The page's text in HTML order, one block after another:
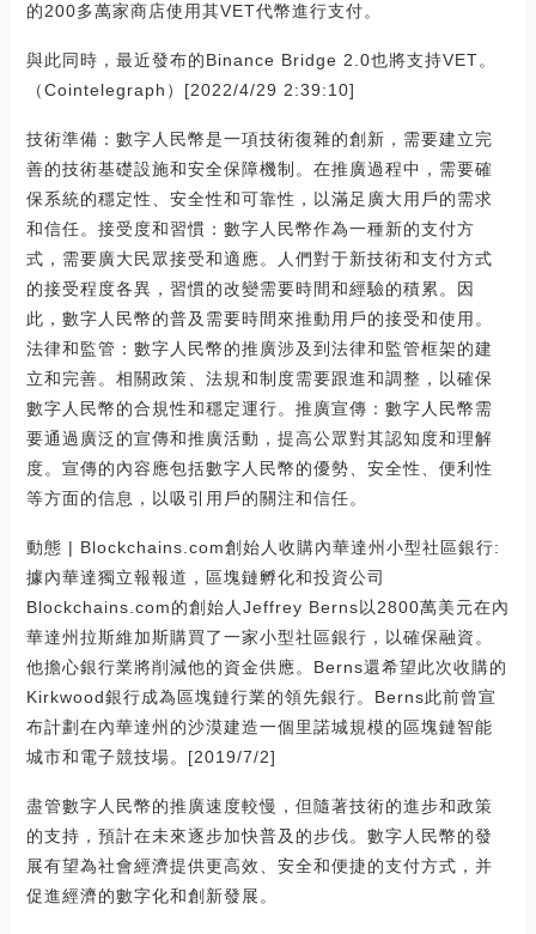
的200多萬家商店使用其VET代幣進行支付。
與此同時，最近發布的Binance Bridge 2.0也將支持VET。
（Cointelegraph）[2022/4/29 2:39:10]
技術準備：數字人民幣是一項技術復雜的創新，需要建立完
善的技術基礎設施和安全保障機制。在推廣過程中，需要確
保系統的穩定性、安全性和可靠性，以滿足廣大用戶的需求
和信任。接受度和習慣：數字人民幣作為一種新的支付方
式，需要廣大民眾接受和適應。人們對于新技術和支付方式
的接受程度各異，習慣的改變需要時間和經驗的積累。因
此，數字人民幣的普及需要時間來推動用戶的接受和使用。
法律和監管：數字人民幣的推廣涉及到法律和監管框架的建
立和完善。相關政策、法規和制度需要跟進和調整，以確保
數字人民幣的合規性和穩定運行。推廣宣傳：數字人民幣需
要通過廣泛的宣傳和推廣活動，提高公眾對其認知度和理解
度。宣傳的內容應包括數字人民幣的優勢、安全性、便利性
等方面的信息，以吸引用戶的關注和信任。
動態 | Blockchains.com創始人收購內華達州小型社區銀行:
據內華達獨立報報道，區塊鏈孵化和投資公司
Blockchains.com的創始人Jeffrey Berns以2800萬美元在內
華達州拉斯維加斯購買了一家小型社區銀行，以確保融資。
他擔心銀行業將削減他的資金供應。Berns還希望此次收購的
Kirkwood銀行成為區塊鏈行業的領先銀行。Berns此前曾宣
布計劃在內華達州的沙漠建造一個里諾城規模的區塊鏈智能
城市和電子競技場。[2019/7/2]
盡管數字人民幣的推廣速度較慢，但隨著技術的進步和政策
的支持，預計在未來逐步加快普及的步伐。數字人民幣的發
展有望為社會經濟提供更高效、安全和便捷的支付方式，并
促進經濟的數字化和創新發展。